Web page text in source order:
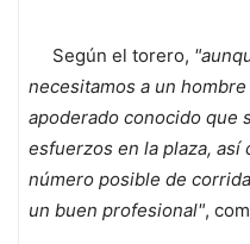
Según el torero,
necesitamos a un
apoderado conocido que
esfuerzos en la plaza, así
número posible de
un buen profesional",